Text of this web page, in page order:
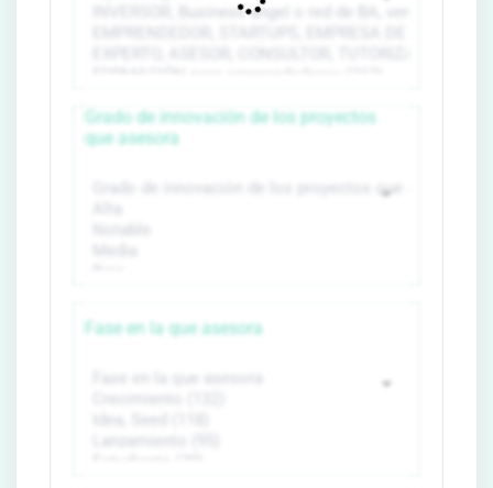
Grado de innovación de los proyectos
que asesora
Fase en la que asesora